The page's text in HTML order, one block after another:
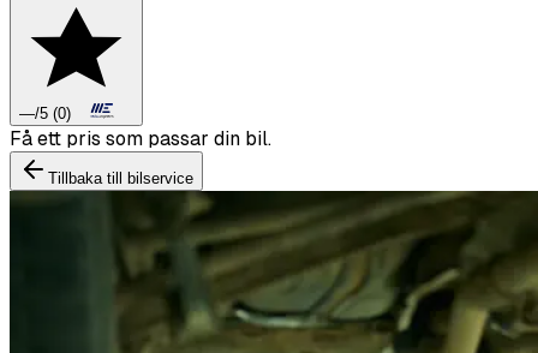
—/5 (0)
Boka däckbyte eller montering inför vintern.
Tillbaka till bilservice